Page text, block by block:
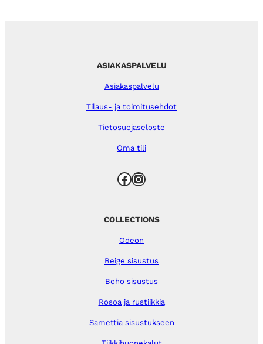
ASIAKASPALVELU
Asiakaspalvelu
Tilaus- ja toimitusehdot
Tietosuojaseloste
Oma tili
Facebook Instagram
COLLECTIONS
Odeon
Beige sisustus
Boho sisustus
Rosoa ja rustiikkia
Samettia sisustukseen